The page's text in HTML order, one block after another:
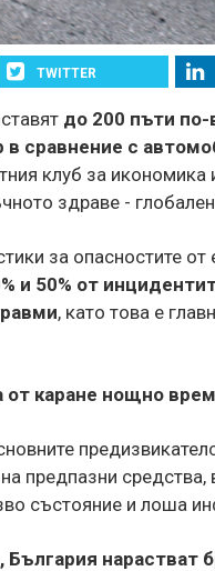
TWITTER
до 200 пъти по-
сравнение с
клуб за
здраве - глобален
за опасностите
и 50% от
, като това е
от каране нощно
предпазни
състояние и лоша
България нарастват